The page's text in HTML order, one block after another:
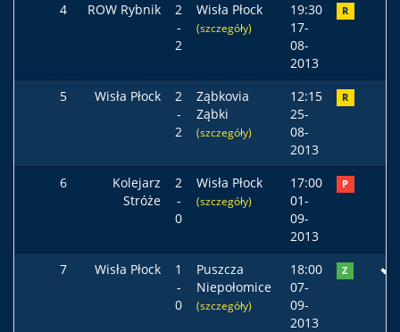
4 ROW Rybnik
2
-
2
Wisła Płock
(szczegóły)
19:30
17-
08-
2013
R
5 Wisła Płock
2
-
2
Ząbkovia
Ząbki
(szczegóły)
12:15
25-
08-
2013
R
6
Kolejarz
Stróże
2
-
0
Wisła Płock
(szczegóły)
17:00
01-
09-
2013
P
7 Wisła Płock
1
-
0
Puszcza
Niepołomice
(szczegóły)
18:00
07-
09-
2013
Z